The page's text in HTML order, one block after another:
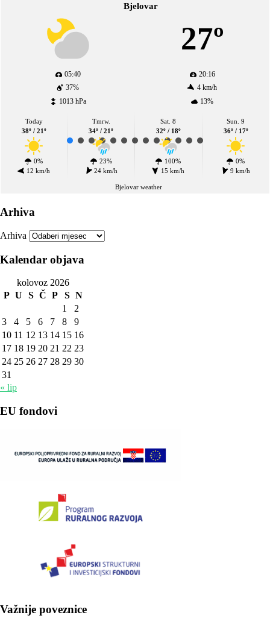
Bjelovar
27º
05:40
20:16
37%
4 km/h
1013 hPa
13%
Today
38º / 21º
0%
12 km/h
Tmrw.
34º / 21º
23%
24 km/h
Sat. 8
32º / 18º
100%
15 km/h
Sun. 9
36º / 17º
0%
9 km/h
Bjelovar weather
Arhiva
Arhiva
Kalendar objava
kolovoz 2026
P U S Č P S N
1
2
3
4 5 6 7 8
9
10 11 12 13 14 15 16
17 18 19 20 21 22 23
24 25 26 27 28 29 30
31
« lip
EU fondovi
Važnije poveznice